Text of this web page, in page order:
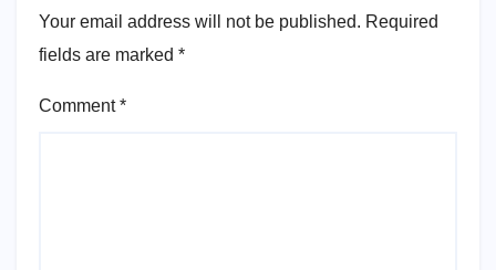
Your email address will not be published. Required
fields are marked *
Comment*